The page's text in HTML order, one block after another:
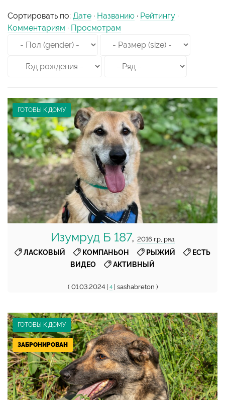
Сортировать по: Дате · Названию · Рейтингу ·
Комментариям · Просмотрам
ГОТОВЫ К ДОМУ
Изумруд Б 187, 2016 г.р, ряд
ЛАСКОВЫЙ
КОМПАНЬОН РЫЖИЙ
ЕСТЬ
ВИДЕО
АКТИВНЫЙ
( 01.03.2024 | 4| sashabreton )
ГОТОВЫ К ДОМУ
ЗАБРОНИРОВАН